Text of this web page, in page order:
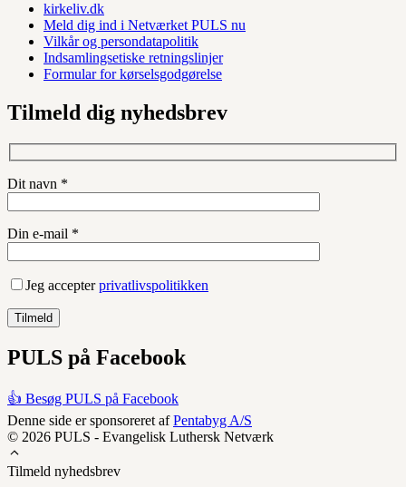
kirkeliv.dk
Meld dig ind i Netværket PULS nu
Vilkår og persondatapolitik
Indsamlingsetiske retningslinjer
Formular for kørselsgodgørelse
Tilmeld dig nyhedsbrev
Dit navn *
Din e-mail *
Jeg accepterprivatlivspolitikken
PULS på Facebook
👍 Besøg PULS på Facebook
Denne side er sponsoreret afPentabyg A/S
© 2026 PULS - Evangelisk Luthersk Netværk
Tilmeld nyhedsbrev